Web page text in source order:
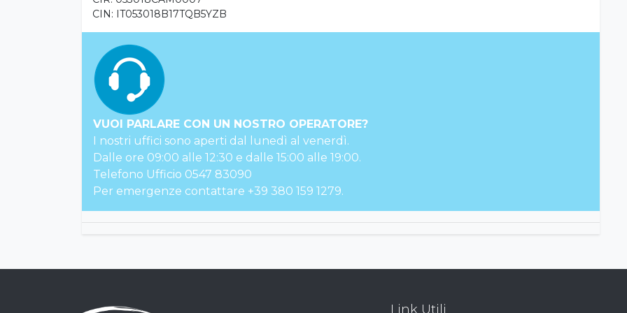
CIN: IT053018B17TQB5YZB
VUOI PARLARE CON UN NOSTRO OPERATORE?
I nostri uffici sono aperti dal lunedì al venerdì.
Dalle ore 09:00 alle 12:30 e dalle 15:00 alle 19:00.
Telefono Ufficio 0547 83090
Per emergenze contattare +39 380 159 1279.
Link Utili